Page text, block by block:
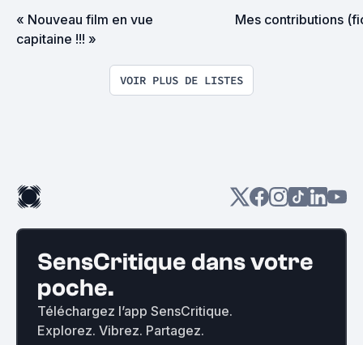
« Nouveau film en vue
capitaine !!! »
Mes contributions
VOIR PLUS DE LISTES
SensCritique dans votre
poche.
Téléchargez l’app SensCritique.
Explorez. Vibrez. Partagez.